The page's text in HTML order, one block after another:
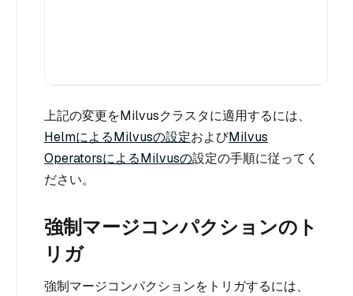
上記の変更をMilvusクラスタに適用するには、
HelmによるMilvusの設定およびMilvus
OperatorsによるMilvusの設定の手順に従ってく
ださい。
強制マージコンパクションのト
リガ
強制マージコンパクションをトリガするには、